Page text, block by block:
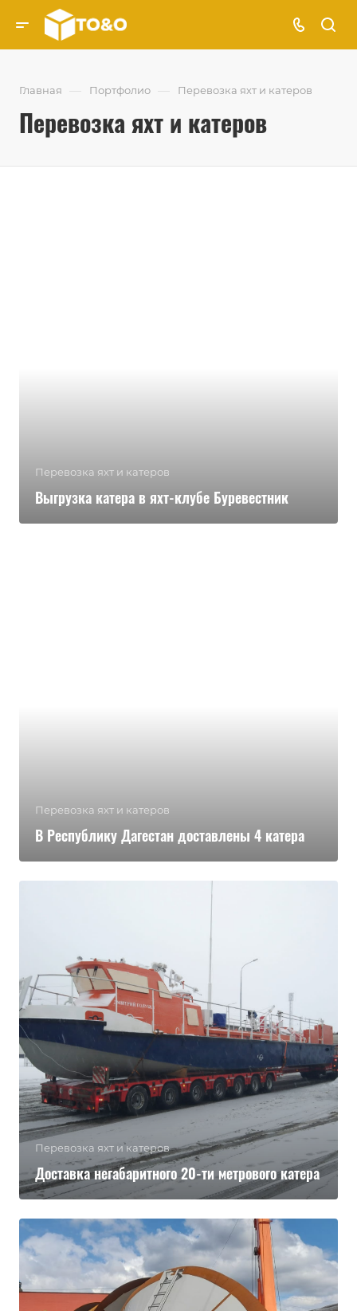
Главная — Портфолио — Перевозка яхт и катеров
Перевозка яхт и катеров
Перевозка яхт и катеров
Выгрузка катера в яхт-клубе Буревестник
Перевозка яхт и катеров
В Республику Дагестан доставлены 4 катера
Перевозка яхт и катеров
Доставка негабаритного 20-ти метрового катера